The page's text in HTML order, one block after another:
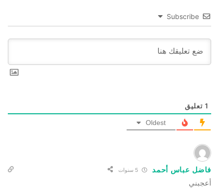
Subscribe
1 تعليق
Oldest
فاضل عباس أحمد
أعجبني